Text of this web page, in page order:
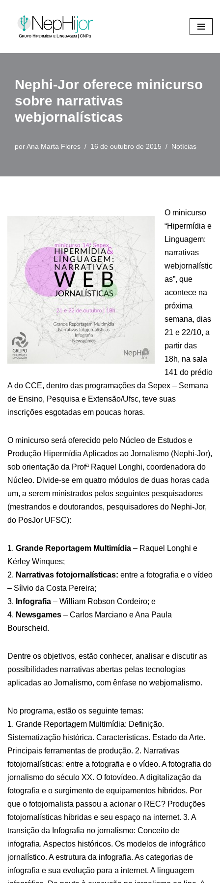
Pular
o
Nephi-Jor oferece minicurso
sobre narrativas
webjornalísticas
porAna Marta Flores 16 de outubro de 2015 Notícias
O minicurso
“Hipermídia e
Linguagem:
narrativas
webjornalístic
as”, que
acontece na
próxima
semana, dias
21 e 22/10, a
partir das
18h, na sala
141 do prédio
A do CCE, dentro das programações da Sepex – Semana
de Ensino, Pesquisa e Extensão/Ufsc, teve suas
inscrições esgotadas em poucas horas.
O minicurso será oferecido pelo Núcleo de Estudos e
Produção Hipermídia Aplicados ao Jornalismo (Nephi-Jor),
sob orientação da Profª Raquel Longhi, coordenadora do
Núcleo. Divide-se em quatro módulos de duas horas cada
um, a serem ministrados pelos seguintes pesquisadores
(mestrandos e doutorandos, pesquisadores do Nephi-Jor,
do PosJor UFSC):
1. Grande Reportagem Multimídia – Raquel Longhi e
Kérley Winques;
2. Narrativas fotojornalísticas: entre a fotografia e o vídeo
– Sílvio da Costa Pereira;
3. Infografia – William Robson Cordeiro; e
4. Newsgames – Carlos Marciano e Ana Paula
Bourscheid.
Dentre os objetivos, estão conhecer, analisar e discutir as
possibilidades narrativas abertas pelas tecnologias
aplicadas ao Jornalismo, com ênfase no webjornalismo.
No programa, estão os seguinte temas:
1. Grande Reportagem Multimídia: Definição.
Sistematização histórica. Características. Estado da Arte.
Principais ferramentas de produção. 2. Narrativas
fotojornalísticas: entre a fotografia e o vídeo. A fotografia do
jornalismo do século XX. O fotovídeo. A digitalização da
fotografia e o surgimento de equipamentos híbridos. Por
que o fotojornalista passou a acionar o REC? Produções
fotojornalísticas híbridas e seu espaço na internet. 3. A
transição da Infografia no jornalismo: Conceito de
infografia. Aspectos históricos. Os modelos de infográfico
jornalístico. A estrutura da infografia. As categorias de
infografia e sua evolução para a internet. A linguagem